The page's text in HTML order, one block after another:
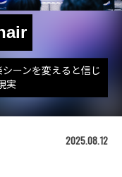
ーンを変えると信じ
実
2025.08.12